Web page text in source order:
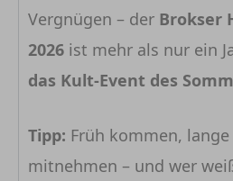
Vergnügen – der Brokser
2026 ist mehr als nur ein
das Kult-Event des
Tipp: Früh kommen,
mitnehmen – und wer